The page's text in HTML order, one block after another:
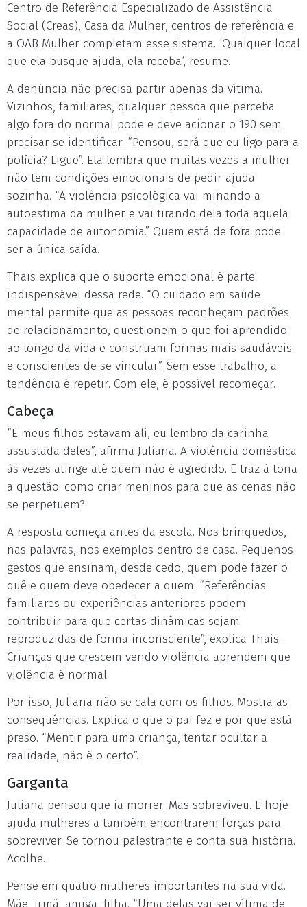
Centro de Referência Especializado de Assistência
Social (Creas), Casa da Mulher, centros de referência e
a OAB Mulher completam esse sistema. ‘Qualquer local
que ela busque ajuda, ela receba‘, resume.
A denúncia não precisa partir apenas da vítima.
Vizinhos, familiares, qualquer pessoa que perceba
algo fora do normal pode e deve acionar o 190 sem
precisar se identificar. “Pensou, será que eu ligo para a
polícia? Ligue”. Ela lembra que muitas vezes a mulher
não tem condições emocionais de pedir ajuda
sozinha. “A violência psicológica vai minando a
autoestima da mulher e vai tirando dela toda aquela
capacidade de autonomia.” Quem está de fora pode
ser a única saída.
Thais explica que o suporte emocional é parte
indispensável dessa rede. “O cuidado em saúde
mental permite que as pessoas reconheçam padrões
de relacionamento, questionem o que foi aprendido
ao longo da vida e construam formas mais saudáveis
e conscientes de se vincular”. Sem esse trabalho, a
tendência é repetir. Com ele, é possível recomeçar.
Cabeça
“E meus filhos estavam ali, eu lembro da carinha
assustada deles”, afirma Juliana. A violência doméstica
às vezes atinge até quem não é agredido. E traz à tona
a questão: como criar meninos para que as cenas não
se perpetuem?
A resposta começa antes da escola. Nos brinquedos,
nas palavras, nos exemplos dentro de casa. Pequenos
gestos que ensinam, desde cedo, quem pode fazer o
quê e quem deve obedecer a quem. “Referências
familiares ou experiências anteriores podem
contribuir para que certas dinâmicas sejam
reproduzidas de forma inconsciente”, explica Thais.
Crianças que crescem vendo violência aprendem que
violência é normal.
Por isso, Juliana não se cala com os filhos. Mostra as
consequências. Explica o que o pai fez e por que está
preso. “Mentir para uma criança, tentar ocultar a
realidade, não é o certo”.
Garganta
Juliana pensou que ia morrer. Mas sobreviveu. E hoje
ajuda mulheres a também encontrarem forças para
sobreviver. Se tornou palestrante e conta sua história.
Acolhe.
Pense em quatro mulheres importantes na sua vida.
Mãe, irmã, amiga, filha. “Uma delas vai ser vítima de